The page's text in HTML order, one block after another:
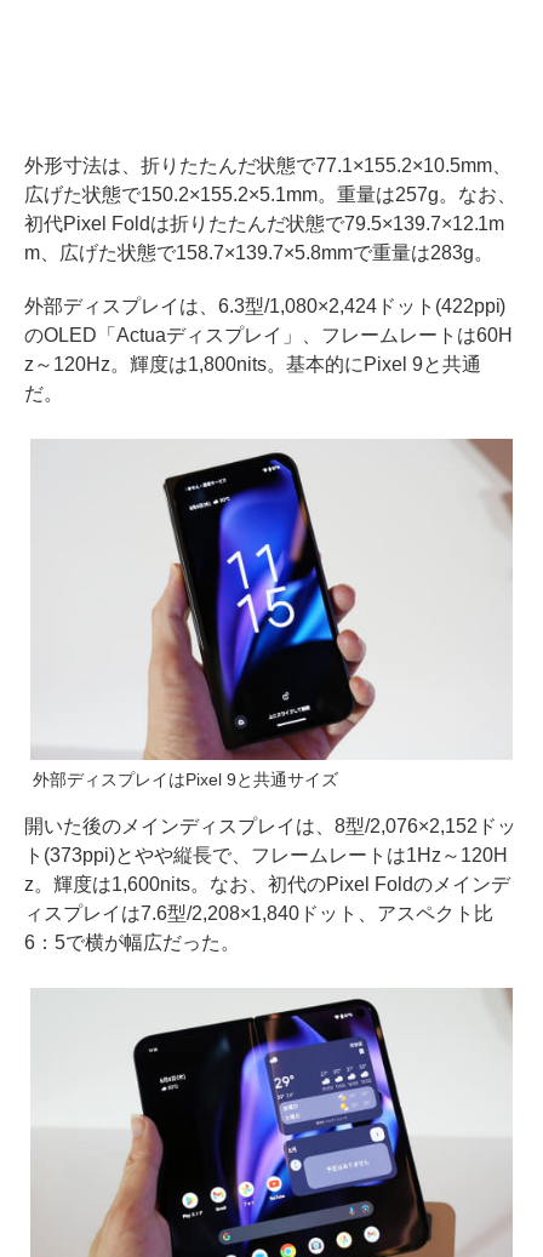
外形寸法は、折りたたんだ状態で77.1×155.2×10.5mm、
広げた状態で150.2×155.2×5.1mm。重量は257g。なお、
初代Pixel Foldは折りたたんだ状態で79.5×139.7×12.1m
m、広げた状態で158.7×139.7×5.8mmで重量は283g。
外部ディスプレイは、6.3型/1,080×2,424ドット(422ppi)
のOLED「Actuaディスプレイ」、フレームレートは60H
z～120Hz。輝度は1,800nits。基本的にPixel 9と共通
だ。
外部ディスプレイはPixel 9と共通サイズ
開いた後のメインディスプレイは、8型/2,076×2,152ドッ
ト(373ppi)とやや縦長で、フレームレートは1Hz～120H
z。輝度は1,600nits。なお、初代のPixel Foldのメインデ
ィスプレイは7.6型/2,208×1,840ドット、アスペクト比
6：5で横が幅広だった。